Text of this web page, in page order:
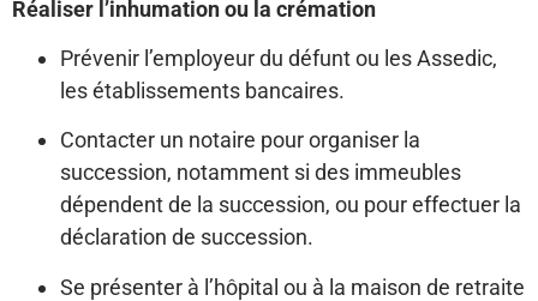
Réaliser l’inhumation ou la crémation
Prévenir l’employeur du défunt ou les Assedic,
les établissements bancaires.
Contacter un notaire pour organiser la
succession, notamment si des immeubles
dépendent de la succession, ou pour effectuer la
déclaration de succession.
Se présenter à l’hôpital ou à la maison de retraite